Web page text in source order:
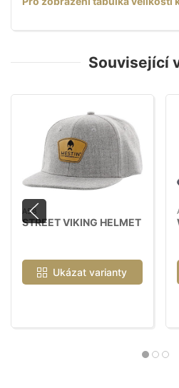
Související
A58
STREET VIKING HELMET
Ukázat varianty